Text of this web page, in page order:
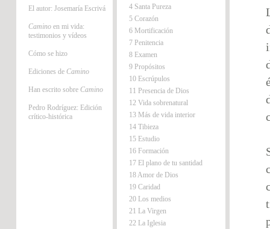
El autor: Josemaría Escrivá
Camino en mi vida:
testimonios y vídeos
Cómo se hizo
Ediciones de Camino
Han escrito sobre Camino
Pedro Rodríguez: Edición
crítico-histórica
4 Santa Pureza
5 Corazón
6 Mortificación
7 Penitencia
8 Examen
9 Propósitos
10 Escrúpulos
11 Presencia de Dios
12 Vida sobrenatural
13 Más de vida interior
14 Tibieza
15 Estudio
16 Formación
17 El plano de tu santidad
18 Amor de Dios
19 Caridad
20 Los medios
21 La Virgen
22 La Iglesia